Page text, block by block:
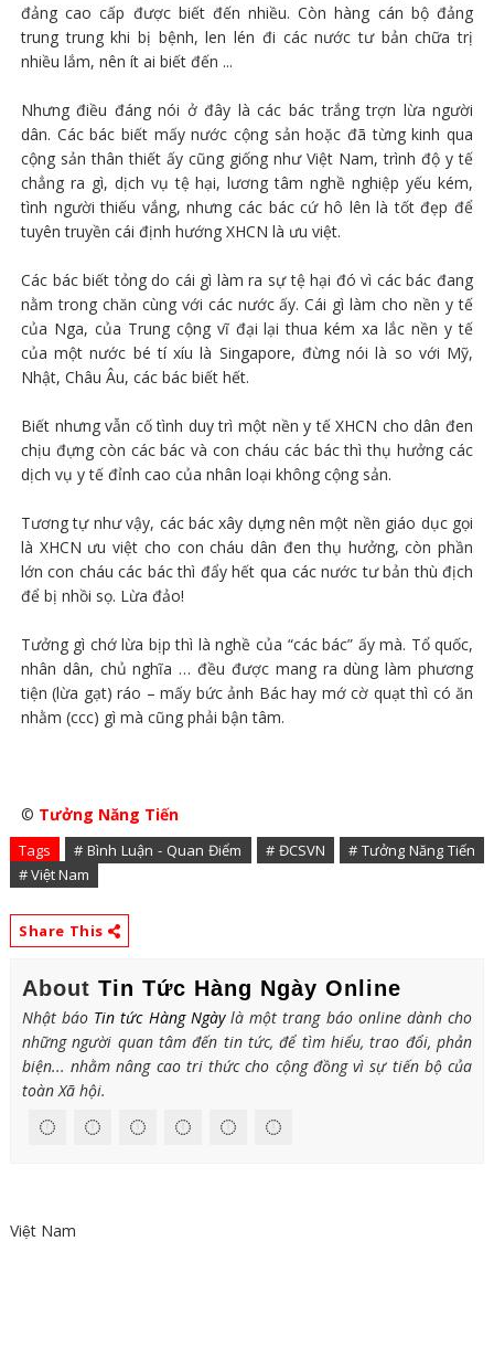
đảng cao cấp được biết đến nhiều. Còn hàng cán bộ đảng
trung trung khi bị bệnh, len lén đi các nước tư bản chữa trị
nhiều lắm, nên ít ai biết đến ...
Nhưng điều đáng nói ở đây là các bác trắng trợn lừa người
dân. Các bác biết mấy nước cộng sản hoặc đã từng kinh qua
cộng sản thân thiết ấy cũng giống như Việt Nam, trình độ y tế
chẳng ra gì, dịch vụ tệ hại, lương tâm nghề nghiệp yếu kém,
tình người thiếu vắng, nhưng các bác cứ hô lên là tốt đẹp để
tuyên truyền cái định hướng XHCN là ưu việt.
Các bác biết tỏng do cái gì làm ra sự tệ hại đó vì các bác đang
nằm trong chăn cùng với các nước ấy. Cái gì làm cho nền y tế
của Nga, của Trung cộng vĩ đại lại thua kém xa lắc nền y tế
của một nước bé tí xíu là Singapore, đừng nói là so với Mỹ,
Nhật, Châu Âu, các bác biết hết.
Biết nhưng vẫn cố tình duy trì một nền y tế XHCN cho dân đen
chịu đựng còn các bác và con cháu các bác thì thụ hưởng các
dịch vụ y tế đỉnh cao của nhân loại không cộng sản.
Tương tự như vậy, các bác xây dựng nên một nền giáo dục gọi
là XHCN ưu việt cho con cháu dân đen thụ hưởng, còn phần
lớn con cháu các bác thì đẩy hết qua các nước tư bản thù địch
để bị nhồi sọ. Lừa đảo!
Tưởng gì chớ lừa bịp thì là nghề của “các bác” ấy mà. Tổ quốc,
nhân dân, chủ nghĩa … đều được mang ra dùng làm phương
tiện (lừa gạt) ráo – mấy bức ảnh Bác hay mớ cờ quạt thì có ăn
nhằm (ccc) gì mà cũng phải bận tâm.
© Tưởng Năng Tiến
Tags # Bình Luận - Quan Điểm # ĐCSVN
# Tưởng Năng Tiến
# Việt Nam
Share This
About Tin Tức Hàng Ngày Online
Nhật báo Tin tức Hàng Ngàylà một trang báo online dành cho
những người quan tâm đến tin tức, để tìm hiểu, trao đổi, phản
biện... nhằm nâng cao tri thức cho cộng đồng vì sự tiến bộ của
toàn Xã hội.
Việt Nam